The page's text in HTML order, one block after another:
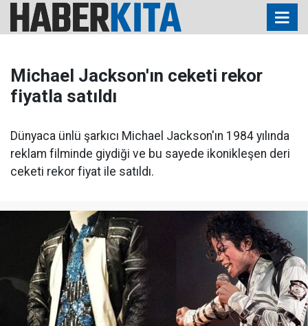
Michael Jackson'ın ceketi rekor
fiyatla satıldı
Dünyaca ünlü şarkıcı Michael Jackson'ın 1984 yılında
reklam filminde giydiği ve bu sayede ikonikleşen deri
ceketi rekor fiyat ile satıldı.